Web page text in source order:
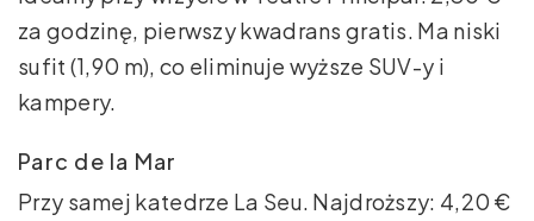
za godzinę, pierwszy kwadrans gratis. Ma niski
sufit (1,90 m), co eliminuje wyższe SUV-y i
kampery.
Parc de la Mar
Przy samej katedrze La Seu. Najdroższy: 4,20 €